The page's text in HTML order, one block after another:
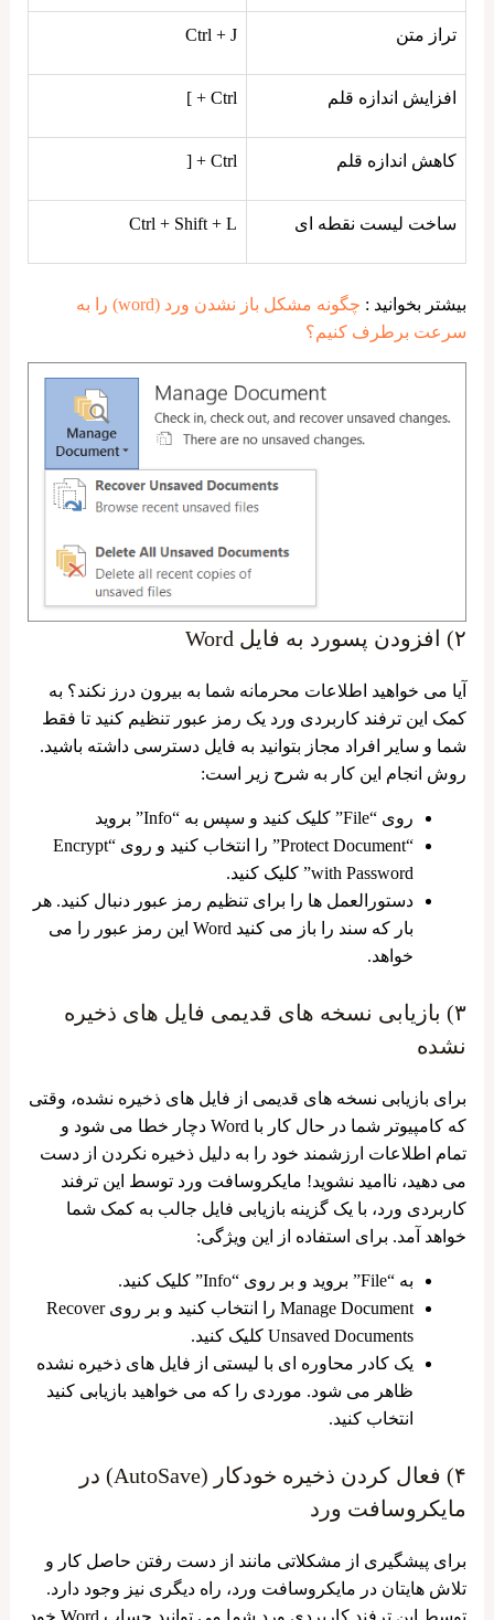
تراز متن Ctrl + J
افزایش اندازه قلم Ctrl + ]
کاهش اندازه قلم Ctrl + [
ساخت لیست نقطه ای Ctrl + Shift + L
بیشتر بخوانید :
چگونه مشکل باز نشدن ورد (word) را به
سرعت برطرف کنیم؟
۲) افزودن پسورد به فایل Word
آیا می خواهید اطلاعات محرمانه شما به بیرون درز نکند؟ به
کمک این ترفند کاربردی ورد یک رمز عبور تنظیم کنید تا فقط
شما و سایر افراد مجاز بتوانید به فایل دسترسی داشته باشید.
روش انجام این کار به شرح زیر است:
روی “File” کلیک کنید و سپس به “Info” بروید
“Protect Document” را انتخاب کنید و روی “Encrypt
with Password” کلیک کنید.
دستورالعمل ها را برای تنظیم رمز عبور دنبال کنید. هر
بار که سند را باز می کنید Word این رمز عبور را می
خواهد.
۳) بازیابی نسخه های قدیمی فایل های ذخیره
نشده
برای بازیابی نسخه‌ های قدیمی از فایل ‌های ذخیره نشده، وقتی
که کامپیوتر شما در حال کار با Word دچار خطا می ‌شود و
تمام اطلاعات ارزشمند خود را به دلیل ذخیره نکردن از دست
می دهید، ناامید نشوید! مایکروسافت ورد توسط این ترفند
کاربردی ورد، با یک گزینه بازیابی فایل جالب به کمک شما
خواهد آمد. برای استفاده از این ویژگی:
به “File” بروید و بر روی “Info” کلیک کنید.
Manage Document را انتخاب کنید و بر روی Recover
Unsaved Documents کلیک کنید.
یک کادر محاوره ای با لیستی از فایل های ذخیره نشده
ظاهر می شود. موردی را که می خواهید بازیابی کنید
انتخاب کنید.
۴) فعال کردن ذخیره خودکار (AutoSave) در
مایکروسافت ورد
برای پیشگیری از مشکلاتی مانند از دست رفتن حاصل کار و
تلاش هایتان در مایکروسافت ورد، راه دیگری نیز وجود دارد.